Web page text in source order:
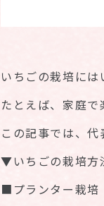
いちごの栽培には
たとえば、家庭
この記事では、代
▼いちごの栽培方
■プランター栽培